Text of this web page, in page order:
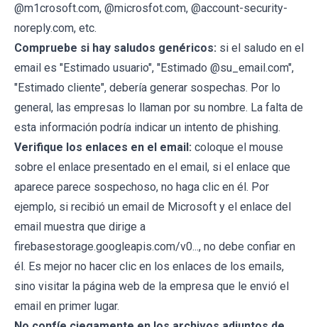
@m1crosoft.com, @microsfot.com, @account-security-
noreply.com, etc.
Compruebe si hay saludos genéricos: si el saludo en el
email es "Estimado usuario", "Estimado @su_email.com",
"Estimado cliente", debería generar sospechas. Por lo
general, las empresas lo llaman por su nombre. La falta de
esta información podría indicar un intento de phishing.
Verifique los enlaces en el email: coloque el mouse
sobre el enlace presentado en el email, si el enlace que
aparece parece sospechoso, no haga clic en él. Por
ejemplo, si recibió un email de Microsoft y el enlace del
email muestra que dirige a
firebasestorage.googleapis.com/v0..., no debe confiar en
él. Es mejor no hacer clic en los enlaces de los emails,
sino visitar la página web de la empresa que le envió el
email en primer lugar.